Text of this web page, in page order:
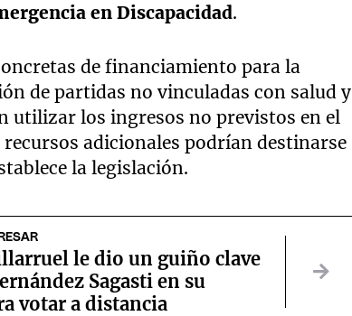
en Discapacidad.
de financiamiento para la
de partidas no vinculadas con salud y
utilizar los ingresos no previstos en el
adicionales podrían destinarse
la legislación.
le dio un guiño clave
Sagasti en su
votar a distancia